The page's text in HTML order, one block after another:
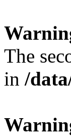
The
in /